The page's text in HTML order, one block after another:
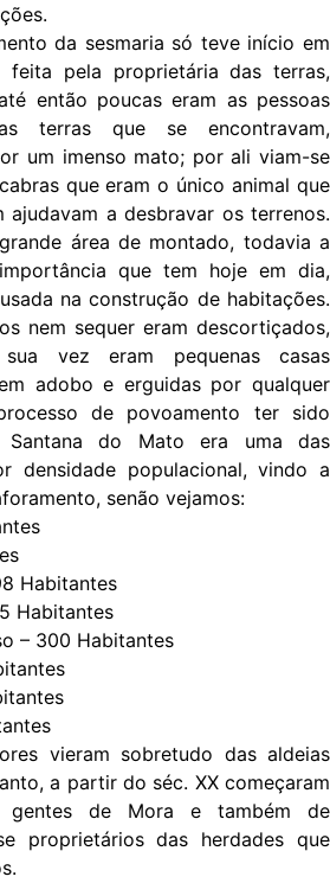
da sesmaria só teve início em
feita pela proprietária das terras,
então poucas eram as pessoas
terras que se encontravam,
um imenso mato; por ali viam-se
que eram o único animal que
a desbravar os terrenos.
área de montado, todavia a
que tem hoje em dia,
na construção de habitações.
nem sequer eram descortiçados,
vez eram pequenas casas
adobo e erguidas por qualquer
de povoamento ter sido
do Mato era uma das
densidade populacional, vindo a
senão vejamos:
Habitantes
Habitantes
– 300 Habitantes
vieram sobretudo das aldeias
a partir do séc. XX começaram
de Mora e também de
proprietários das herdades que